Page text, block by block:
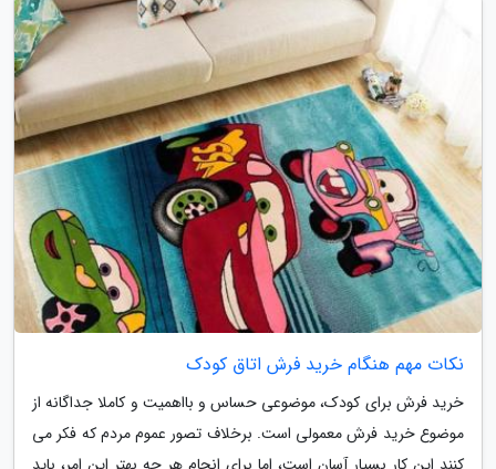
نکات مهم هنگام خرید فرش اتاق کودک
خرید فرش برای کودک، موضوعی حساس و بااهمیت و کاملا جداگانه از
موضوع خرید فرش معمولی است. برخلاف تصور عموم مردم که فکر می